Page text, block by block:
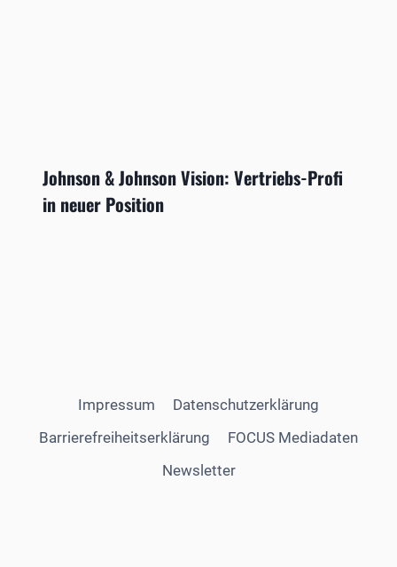
Johnson & Johnson Vision: Vertriebs-Profi
in neuer Position
Impressum
Datenschutzerklärung
Barrierefreiheitserklärung
FOCUS Mediadaten
Newsletter